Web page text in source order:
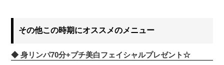
その他この時期にオススメのメニュー
◆ 身リンパ70分+プチ美白フェイシャルプレゼント☆